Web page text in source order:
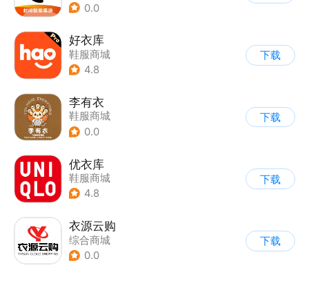
0.0
好衣库
鞋服商城
4.8
下载
李有衣
鞋服商城
0.0
下载
优衣库
鞋服商城
4.8
下载
衣源云购
综合商城
0.0
下载